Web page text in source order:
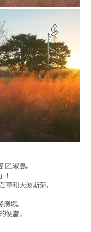
乙淑島。
！
草和大波斯菊，
場。
便當，